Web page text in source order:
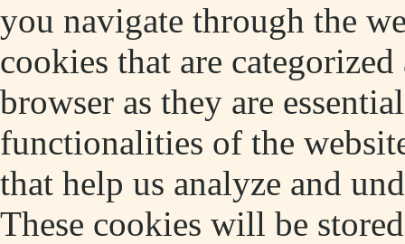
you navigate through the
cookies that are
browser as they are
functionalities of the
that help us analyze and
These cookies will be